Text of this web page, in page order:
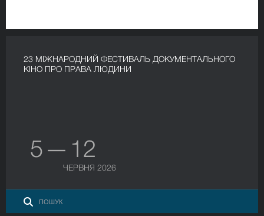
23 МІЖНАРОДНИЙ ФЕСТИВАЛЬ ДОКУМЕНТАЛЬНОГО
КІНО ПРО ПРАВА ЛЮДИНИ
5 — 12
ЧЕРВНЯ 2026